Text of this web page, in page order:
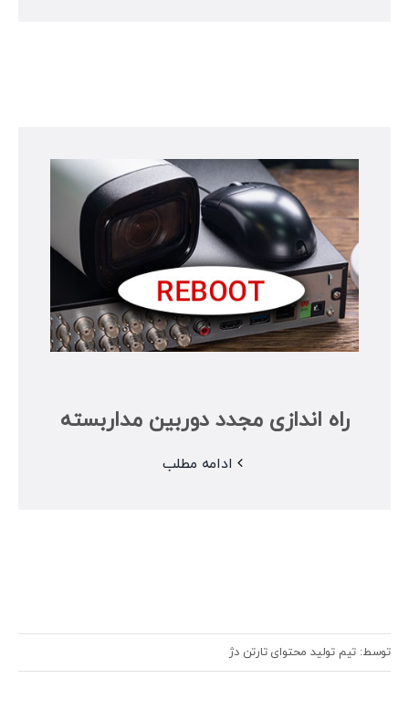
راه اندازی مجدد دوربین مداربسته
ادامه مطلب
توسط: تیم تولید محتوای تارتن دژ